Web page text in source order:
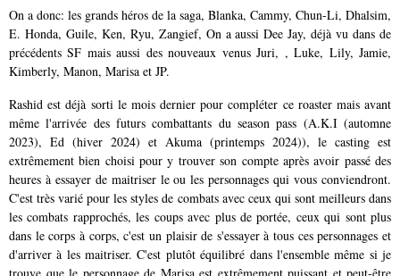
On a donc: les grands héros de la saga, Blanka, Cammy, Chun-Li, Dhalsim,
E. Honda, Guile, Ken, Ryu, Zangief, On a aussi Dee Jay, déjà vu dans de
précédents SF mais aussi des nouveaux venus Juri, , Luke, Lily, Jamie,
Kimberly, Manon, Marisa et JP.
Rashid est déjà sorti le mois dernier pour compléter ce roaster mais avant
même l'arrivée des futurs combattants du season pass (A.K.I (automne
2023), Ed (hiver 2024) et Akuma (printemps 2024)), le casting est
extrêmement bien choisi pour y trouver son compte après avoir passé des
heures à essayer de maitriser le ou les personnages qui vous conviendront.
C'est très varié pour les styles de combats avec ceux qui sont meilleurs dans
les combats rapprochés, les coups avec plus de portée, ceux qui sont plus
dans le corps à corps, c'est un plaisir de s'essayer à tous ces personnages et
d'arriver à les maitriser. C'est plutôt équilibré dans l'ensemble même si je